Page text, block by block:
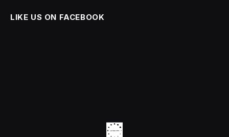
LIKE US ON FACEBOOK